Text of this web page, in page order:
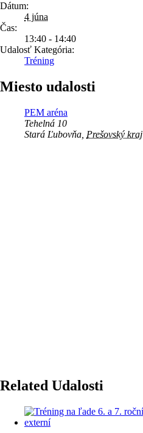
Dátum:
4 júna
Čas:
13:40 - 14:40
Udalosť Kategória:
Tréning
Miesto udalosti
PEM aréna
Tehelná 10
Stará Ľubovňa Prešovský kraj
Related Udalosti